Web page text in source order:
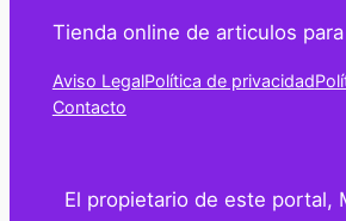
Tienda online de articulos
Aviso LegalPolítica de privacidad
Contacto
El propietario de este portal,